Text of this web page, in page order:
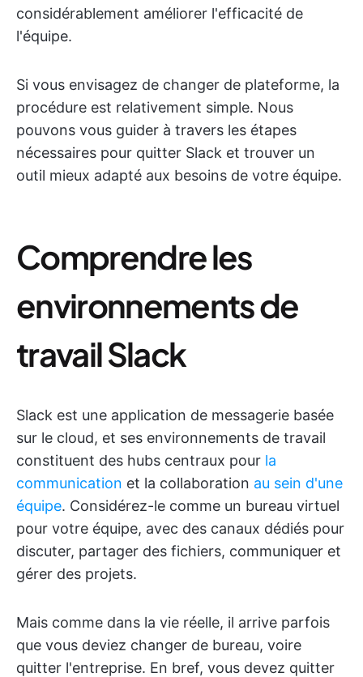
considérablement améliorer l'efficacité de
l'équipe.
Si vous envisagez de changer de plateforme, la
procédure est relativement simple. Nous
pouvons vous guider à travers les étapes
nécessaires pour quitter Slack et trouver un
outil mieux adapté aux besoins de votre équipe.
Comprendre les
environnements de
travail Slack
Slack est une application de messagerie basée
sur le cloud, et ses environnements de travail
constituent des hubs centraux pour la
communication et la collaboration au sein d'une
équipe. Considérez-le comme un bureau virtuel
pour votre équipe, avec des canaux dédiés pour
discuter, partager des fichiers, communiquer et
gérer des projets.
Mais comme dans la vie réelle, il arrive parfois
que vous deviez changer de bureau, voire
quitter l'entreprise. En bref, vous devez quitter